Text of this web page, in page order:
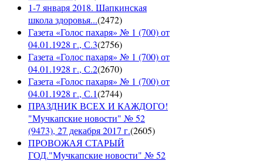
1-7 января 2018. Шапкинская
школа здоровья...(2472)
Газета «Голос пахаря» № 1 (700) от
04.01.1928 г., С.3(2756)
Газета «Голос пахаря» № 1 (700) от
04.01.1928 г., С.2(2670)
Газета «Голос пахаря» № 1 (700) от
04.01.1928 г., С.1(2744)
ПРАЗДНИК ВСЕХ И КАЖДОГО!
"Мучкапские новости" № 52
(9473), 27 декабря 2017 г.(2605)
ПРОВОЖАЯ СТАРЫЙ
ГОД."Мучкапские новости" № 52